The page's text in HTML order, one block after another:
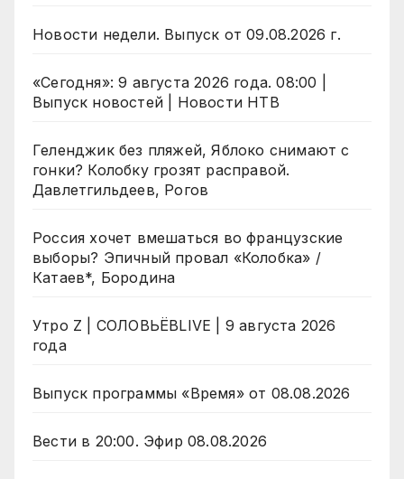
Новости недели. Выпуск от 09.08.2026 г.
«Сегодня»: 9 августа 2026 года. 08:00 |
Выпуск новостей | Новости НТВ
Геленджик без пляжей, Яблоко снимают с
гонки? Колобку грозят расправой.
Давлетгильдеев, Рогов
Россия хочет вмешаться во французские
выборы? Эпичный провал «Колобка» /
Катаев*, Бородина
Утро Z | СОЛОВЬЁВLIVE | 9 августа 2026
года
Выпуск программы «Время» от 08.08.2026
Вести в 20:00. Эфир 08.08.2026